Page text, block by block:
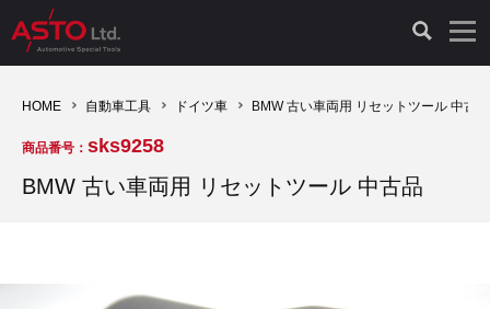
診断機（16）
診断テスター（10）
HCB TOOLS（45）
オシロスコープ（2）
ドイツ車（427）
現品修理（77）
オシロスコープ（10）
HOME 自動車工具 ドイツ車 BMW 古い車両用 リセットツール 中古品
商品番号： sks9258
BMW 古い車両用 リセットツール 中古品